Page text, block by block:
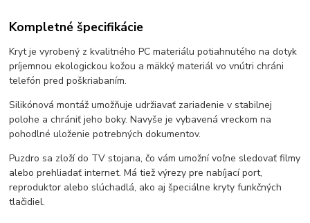
Kompletné špecifikácie
Kryt je vyrobený z kvalitného PC materiálu potiahnutého na dotyk
príjemnou ekologickou kožou a mäkký materiál vo vnútri chráni
telefón pred poškriabaním.
Silikónová montáž umožňuje udržiavať zariadenie v stabilnej
polohe a chrániť jeho boky. Navyše je vybavená vreckom na
pohodlné uloženie potrebných dokumentov.
Puzdro sa zloží do TV stojana, čo vám umožní voľne sledovať filmy
alebo prehliadať internet. Má tiež výrezy pre nabíjací port,
reproduktor alebo slúchadlá, ako aj špeciálne kryty funkčných
tlačidiel.